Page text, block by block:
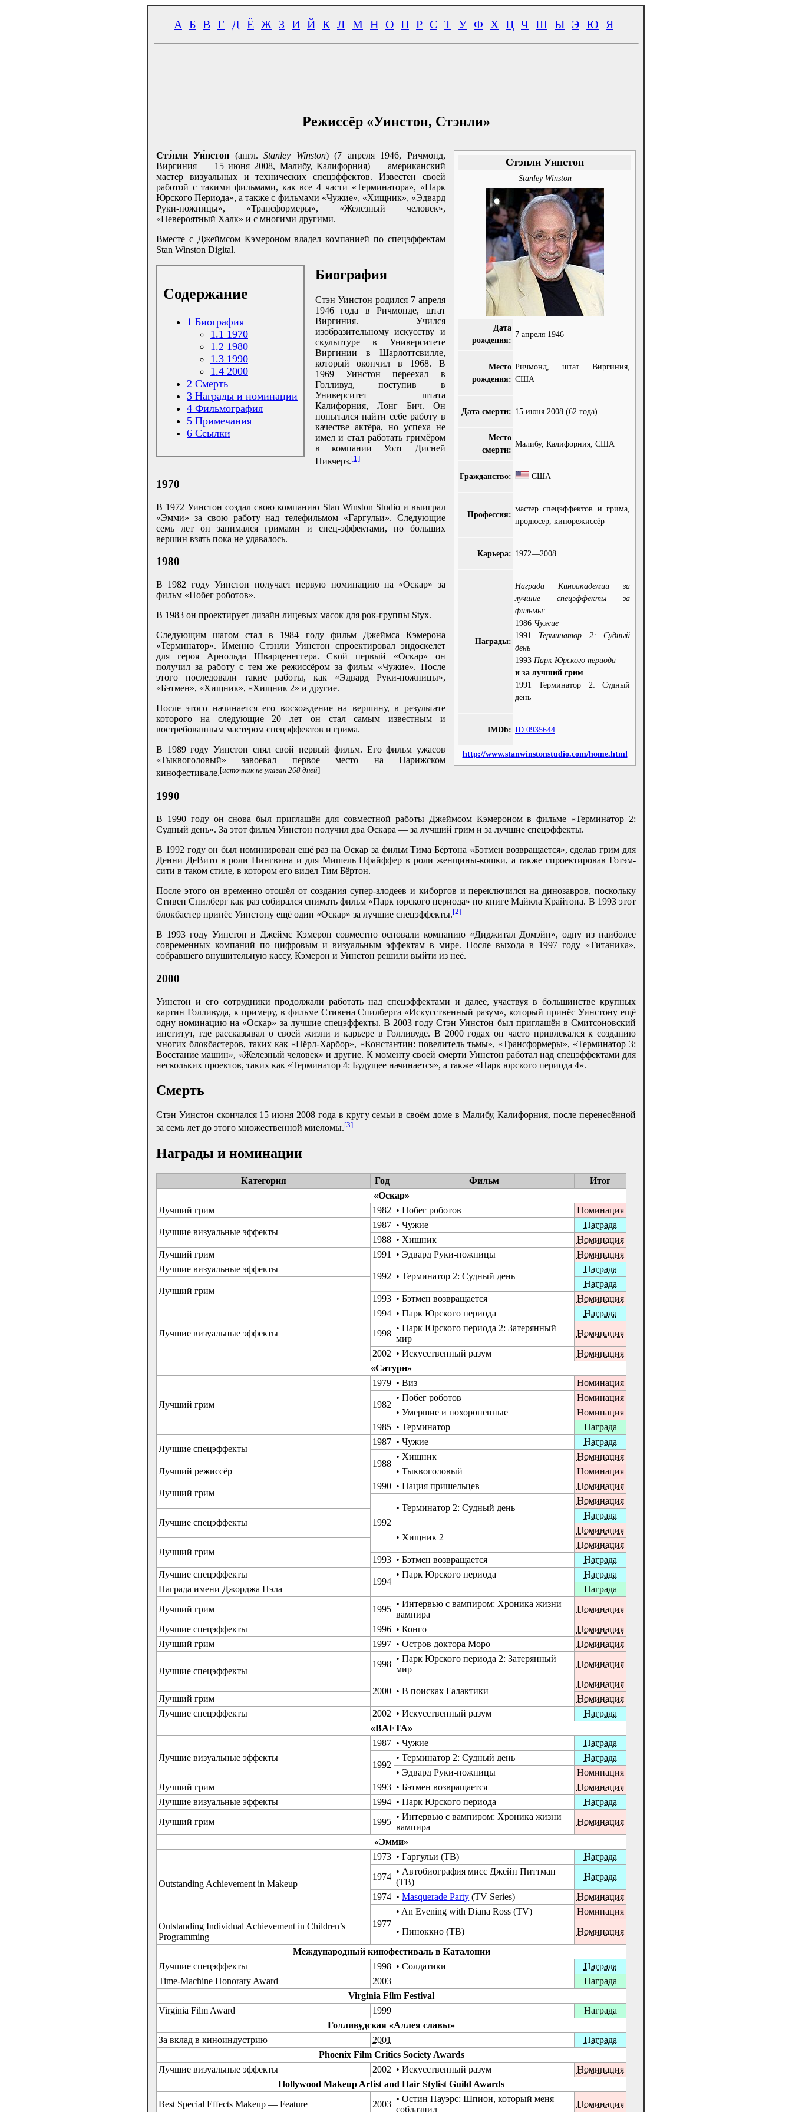
А Б В Г Д Ё Ж З И Й К Л М Н О П Р С Т У Ф Х Ц Ч Ш Ы Э Ю Я
Режиссёр «Уинстон, Стэнли»
Стэнли Уинстон
Stanley Winston
Дата
рождения:
7 апреля 1946
Место
рождения:
Ричмонд, штат Виргиния,
США
Дата смерти: 15 июня 2008 (62 года)
Место
смерти:
Малибу, Калифорния, США
Гражданство: США
Профессия:
мастер спецэффектов и грима,
продюсер, кинорежиссёр
Карьера: 1972—2008
Награды:
Награда Киноакадемии за
лучшие спецэффекты за
фильмы:
1986 Чужие
1991 Терминатор 2: Судный
день
1993 Парк Юрского периода
и за лучший грим
1991 Терминатор 2: Судный
день
IMDb: ID 0935644
http://www.stanwinstonstudio.com/home.html
Стэ́нли Уи́нстон (англ.Stanley Winston) (7 апреля 1946, Ричмонд,
Виргиния — 15 июня 2008, Малибу, Калифорния) — американский
мастер визуальных и технических спецэффектов. Известен своей
работой с такими фильмами, как все 4 части «Терминатора», «Парк
Юрского Периода», а также с фильмами «Чужие», «Хищник», «Эдвард
Руки-ножницы», «Трансформеры», «Железный человек»,
«Невероятный Халк» и с многими другими.
Вместе с Джеймсом Кэмероном владел компанией по спецэффектам
Stan Winston Digital.
Содержание
1 Биография
1.1 1970
1.2 1980
1.3 1990
1.4 2000
2 Смерть
3 Награды и номинации
4 Фильмография
5 Примечания
6 Ссылки
Биография
Стэн Уинстон родился 7 апреля
1946 года в Ричмонде, штат
Виргиния. Учился
изобразительному искусству и
скульптуре в Университете
Виргинии в Шарлоттсвилле,
который окончил в 1968. В
1969 Уинстон переехал в
Голливуд, поступив в
Университет штата
Калифорния, Лонг Бич. Он
попытался найти себе работу в
качестве актёра, но успеха не
имел и стал работать гримёром
в компании Уолт Дисней
Пикчерз.[1]
1970
В 1972 Уинстон создал свою компанию Stan Winston Studio и выиграл
«Эмми» за свою работу над телефильмом «Гаргульи». Следующие
семь лет он занимался гримами и спец-эффектами, но больших
вершин взять пока не удавалось.
1980
В 1982 году Уинстон получает первую номинацию на «Оскар» за
фильм «Побег роботов».
В 1983 он проектирует дизайн лицевых масок для рок-группы Styx.
Следующим шагом стал в 1984 году фильм Джеймса Кэмерона
«Терминатор». Именно Стэнли Уинстон спроектировал эндоскелет
для героя Арнольда Шварценеггера. Свой первый «Оскар» он
получил за работу с тем же режиссёром за фильм «Чужие». После
этого последовали такие работы, как «Эдвард Руки-ножницы»,
«Бэтмен», «Хищник», «Хищник 2» и другие.
После этого начинается его восхождение на вершину, в результате
которого на следующие 20 лет он стал самым известным и
востребованным мастером спецэффектов и грима.
В 1989 году Уинстон снял свой первый фильм. Его фильм ужасов
«Тыквоголовый» завоевал первое место на Парижском
кинофестивале.[источник не указан 268 дней]
1990
В 1990 году он снова был приглашён для совместной работы Джеймсом Кэмероном в фильме «Терминатор 2:
Судный день». За этот фильм Уинстон получил два Оскара — за лучший грим и за лучшие спецэффекты.
В 1992 году он был номинирован ещё раз на Оскар за фильм Тима Бёртона «Бэтмен возвращается», сделав грим для
Денни ДеВито в роли Пингвина и для Мишель Пфайффер в роли женщины-кошки, а также спроектировав Готэм-
сити в таком стиле, в котором его видел Тим Бёртон.
После этого он временно отошёл от создания супер-злодеев и киборгов и переключился на динозавров, поскольку
Стивен Спилберг как раз собирался снимать фильм «Парк юрского периода» по книге Майкла Крайтона. В 1993 этот
блокбастер принёс Уинстону ещё один «Оскар» за лучшие спецэффекты.[2]
В 1993 году Уинстон и Джеймс Кэмерон совместно основали компанию «Диджитал Домэйн», одну из наиболее
современных компаний по цифровым и визуальным эффектам в мире. После выхода в 1997 году «Титаника»,
собравшего внушительную кассу, Кэмерон и Уинстон решили выйти из неё.
2000
Уинстон и его сотрудники продолжали работать над спецэффектами и далее, участвуя в большинстве крупных
картин Голливуда, к примеру, в фильме Стивена Спилберга «Искусственный разум», который принёс Уинстону ещё
одну номинацию на «Оскар» за лучшие спецэффекты. В 2003 году Стэн Уинстон был приглашён в Смитсоновский
институт, где рассказывал о своей жизни и карьере в Голливуде. В 2000 годах он часто привлекался к созданию
многих блокбастеров, таких как «Пёрл-Харбор», «Константин: повелитель тьмы», «Трансформеры», «Терминатор 3:
Восстание машин», «Железный человек» и другие. К моменту своей смерти Уинстон работал над спецэффектами для
нескольких проектов, таких как «Терминатор 4: Будущее начинается», а также «Парк юрского периода 4».
Смерть
Стэн Уинстон скончался 15 июня 2008 года в кругу семьи в своём доме в Малибу, Калифорния, после перенесённой
за семь лет до этого множественной миеломы.[3]
Награды и номинации
Категория Год Фильм
Итог
«Оскар»
Лучший грим
1982 • Побег роботов Номинация
Лучшие визуальные эффекты
1987 • Чужие
Награда
1988 • Хищник
Номинация
Лучший грим
1991 • Эдвард Руки-ножницы
Номинация
Лучшие визуальные эффекты
1992 • Терминатор 2: Судный день
Награда
Лучший грим
Награда
1993 • Бэтмен возвращается Номинация
Лучшие визуальные эффекты
1994 • Парк Юрского периода
Награда
1998
• Парк Юрского периода 2: Затерянный
мир
Номинация
2002 • Искусственный разум
Номинация
«Сатурн»
Лучший грим
1979 • Виз Номинация
1982
• Побег роботов
Номинация
• Умершие и похороненные
Номинация
1985 • Терминатор Награда
Лучшие спецэффекты
1987 • Чужие Награда
1988
• Хищник
Номинация
Лучший режиссёр
• Тыквоголовый Номинация
Лучший грим
1990 • Нация пришельцев Номинация
1992
• Терминатор 2: Судный день
Номинация
Лучшие спецэффекты
Награда
• Хищник 2
Номинация
Лучший грим
Номинация
1993 • Бэтмен возвращается
Награда
Лучшие спецэффекты
1994
• Парк Юрского периода
Награда
Награда имени Джорджа Пэла
Награда
Лучший грим
1995
• Интервью с вампиром: Хроника жизни
вампира
Номинация
Лучшие спецэффекты
1996 • Конго
Номинация
Лучший грим
1997 • Остров доктора Моро Номинация
Лучшие спецэффекты
1998
• Парк Юрского периода 2: Затерянный
мир
Номинация
2000 • В поисках Галактики
Номинация
Лучший грим
Номинация
Лучшие спецэффекты
2002 • Искусственный разум
Награда
«BAFTA»
Лучшие визуальные эффекты
1987 • Чужие Награда
1992
• Терминатор 2: Судный день
Награда
• Эдвард Руки-ножницы
Номинация
Лучший грим
1993 • Бэтмен возвращается
Номинация
Лучшие визуальные эффекты
1994 • Парк Юрского периода
Награда
Лучший грим
1995
• Интервью с вампиром: Хроника жизни
вампира
Номинация
«Эмми»
Outstanding Achievement in Makeup
1973 • Гаргульи (ТВ)
Награда
1974
• Автобиография мисс Джейн Питтман
(ТВ)
Награда
1974 •Masquerade Party (TV Series) Номинация
1977
• An Evening with Diana Ross (TV)
Номинация
Outstanding Individual Achievement in Children’s
Programming
• Пиноккио (ТВ)
Номинация
Международный кинофестиваль в Каталонии
Лучшие спецэффекты
1998 • Солдатики
Награда
Time-Machine Honorary Award
2003
Награда
Virginia Film Festival
Virginia Film Award
1999
Награда
Голливудская «Аллея славы»
За вклад в киноиндустрию
2001
Награда
Phoenix Film Critics Society Awards
Лучшие визуальные эффекты
2002 • Искусственный разум
Номинация
Hollywood Makeup Artist and Hair Stylist Guild Awards
Best Special Effects Makeup — Feature
2003
• Остин Пауэрс: Шпион, который меня
соблазнил
Номинация